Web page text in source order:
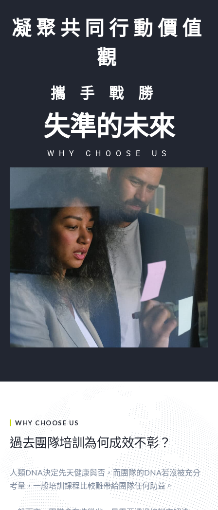
凝聚共同行動價值
觀
攜手戰勝
失準的未來
WHY CHOOSE US
WHY CHOOSE US
過去團隊培訓為何成效不彰？
人類DNA決定先天健康與否，而團隊的DNA若沒被充分
考量，一般培訓課程比較難帶給團隊任何助益。